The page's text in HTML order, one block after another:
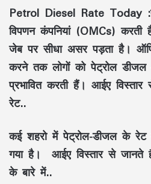
Petrol Diesel Rate Today
विपणन कंपनियां (OMCs)
जेब पर सीधा असर पड़ता है।
करने तक लोगों को पेट्रोल
प्रभावित करती हैं। आईए
रेट..
कई शहरो में पेट्रोल-डीजल के रेट
गया है। आईए विस्तार से जानते
के बारे में..